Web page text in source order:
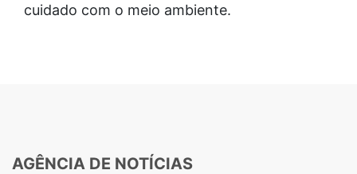
cuidado com o meio ambiente.
AGÊNCIA DE NOTÍCIAS